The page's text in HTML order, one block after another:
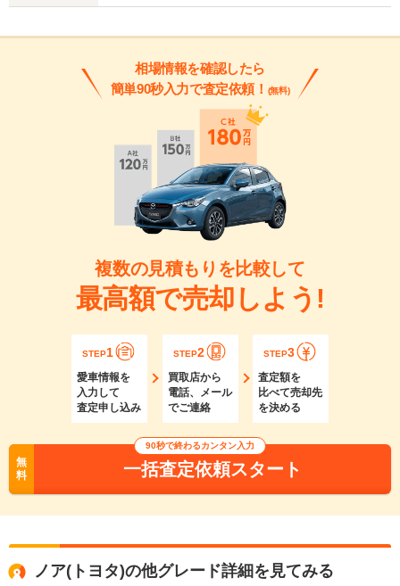
相場情報を確認したら
簡単90秒入力で査定依頼！ (無料)
複数の見積もりを比較して
最高額で売却しよう!
STEP1
愛車情報を
入力して
査定申し込み
STEP2
買取店から
電話、メール
でご連絡
STEP3
査定額を
比べて売却先
を決める
無
料
90秒で終わるカンタン入力
一括査定依頼スタート
ノア(トヨタ)の他グレード詳細を見てみる